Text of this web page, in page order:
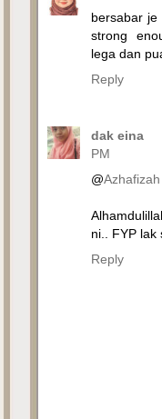
bersabar
strong
lega dan
Reply
dak eina
PM
@
ni.. FYP lak
Reply